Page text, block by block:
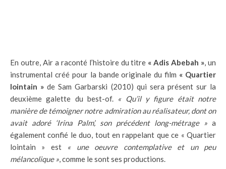
En outre, Air a raconté l’histoire du titre « Adis Abebah » , un
instrumental créé pour la bande originale du film « Quartier
lointain » de Sam Garbarski (2010) qui sera présent sur la
deuxième galette du best-of. « Qu’il y figure était notre
manière de témoigner notre admiration au réalisateur, dont on
avait adoré ‘Irina Palm’, son précédent long-métrage » a
également confié le duo, tout en rappelant que ce « Quartier
lointain » est « une oeuvre contemplative et un peu
mélancolique » , comme le sont ses productions.